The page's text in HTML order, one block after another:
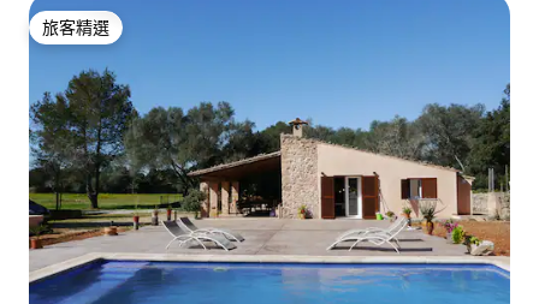
旅客精選
旅客精選